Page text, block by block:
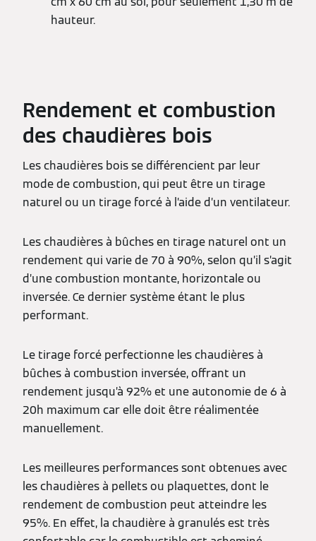
hauteur.
Rendement et combustion
des chaudières bois
Les chaudières bois se différencient par leur
mode de combustion, qui peut être un tirage
naturel ou un tirage forcé à l’aide d’un ventilateur.
Les chaudières à bûches en tirage naturel ont un
rendement qui varie de 70 à 90%, selon qu’il s’agit
d’une combustion montante, horizontale ou
inversée. Ce dernier système étant le plus
performant.
Le tirage forcé perfectionne les chaudières à
bûches à combustion inversée, offrant un
rendement jusqu’à 92% et une autonomie de 6 à
20h maximum car elle doit être réalimentée
manuellement.
Les meilleures performances sont obtenues avec
les chaudières à pellets ou plaquettes, dont le
rendement de combustion peut atteindre les
95%. En effet, la chaudière à granulés est très